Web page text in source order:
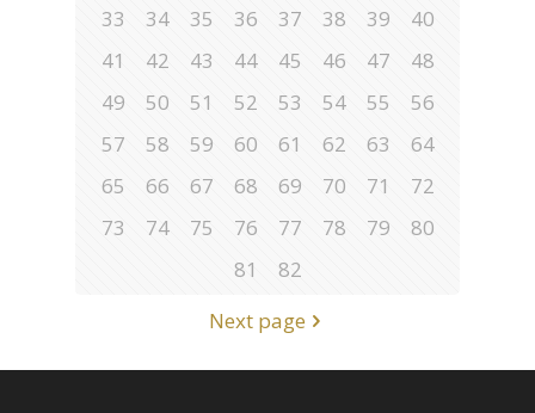
33
34 35 36 37 38 39
40
41
42 43 44 45 46 47
48
49
50 51 52 53 54 55
56
57
58 59 60 61 62 63
64
65
66 67 68 69 70 71
72
73
74 75 76 77 78 79
80
81
82
Next page